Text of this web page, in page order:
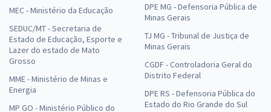
MEC - Ministério da Educação
SEDUC/MT - Secretaria de
Estado de Educação, Esporte e
Lazer do estado de Mato
Grosso
MME - Ministério de Minas e
Energia
MP GO - Ministério Público do
DPE MG - Defensoria Pública de
Minas Gerais
TJ MG - Tribunal de Justiça de
Minas Gerais
CGDF - Controladoria Geral do
Distrito Federal
DPE RS - Defensoria Pública do
Estado do Rio Grande do Sul